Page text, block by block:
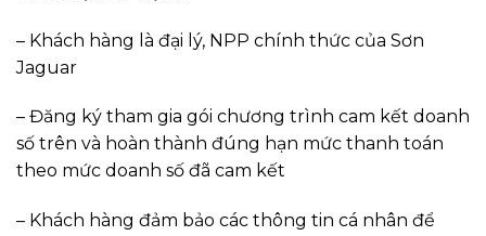
– Khách hàng là đại lý, NPP chính thức của Sơn
Jaguar
– Đăng ký tham gia gói chương trình cam kết doanh
số trên và hoàn thành đúng hạn mức thanh toán
theo mức doanh số đã cam kết
– Khách hàng đảm bảo các thông tin cá nhân để